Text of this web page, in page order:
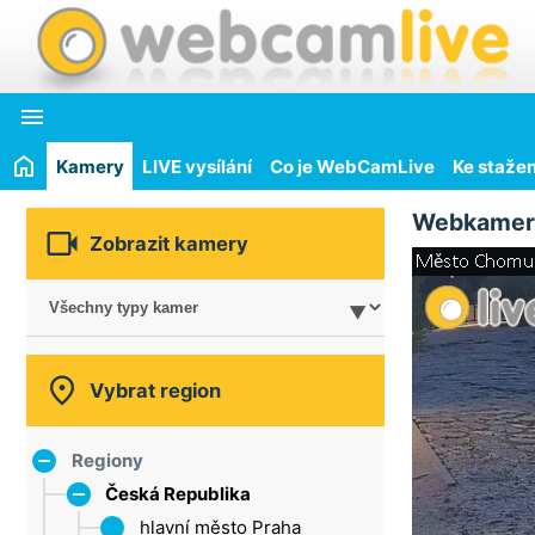

Kamery LIVE vysílání Co je WebCamLive Ke
 Zobrazit kamery
 Vybrat region
Regiony
Česká Republika
hlavní město Praha